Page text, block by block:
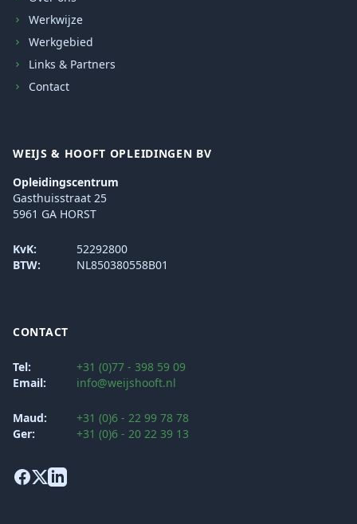
Werkwijze
Werkgebied
Links & Partners
Contact
WEIJS & HOOFT OPLEIDINGEN BV
Opleidingscentrum
Gasthuisstraat 25
5961 GA HORST
KvK:
52292800
BTW:
NL850380558B01
CONTACT
Tel:
+31 (0)77 - 398 59 09
Email:
info@weijshooft.nl
Maud:
+31 (0)6 - 22 99 78 78
Ger:
+31 (0)6 - 20 22 39 13